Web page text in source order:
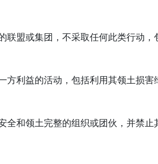
盟或集团，不采取任何此类行动，
方利益的活动，包括利用其领土损害
和领土完整的组织或团伙，并禁止